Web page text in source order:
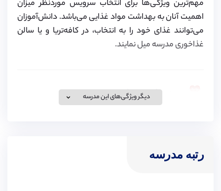
مهم‌ترین ویژگی‌ها برای انتخاب سرویس موردنظر میزان
اهمیت آنان به بهداشت مواد غذایی می‌باشد. دانش‌آموزان
می‌توانند غذای خود را به انتخاب، در کافه‌تریا و یا سالن
غذاخوری مدرسه میل نمایند.
خدمات درمانی مدرسه
رژیم غذایی و زندگی سالم، ارزیابی سلامتی دانش‌آموزان
دیگر ویژگی‌های این مدرسه
رتبه مدرسه